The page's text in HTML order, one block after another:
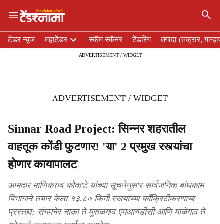
e
टेंडर न्यूज महाटेंडर स्कॅम स्कॅनर टेंडरिंग तगादा (तक्रार,
ADVERTISEMENT / WIDGET
ADVERTISEMENT / WIDGET
Sinnar Road Project: सिन्नर शहरातील
वाहतूक कोंडी फुटणार! 'या' 2 प्रमुख रस्त्यांचा
होणार कायापालट
आमदार माणिकराव कोकाटे यांच्या सूचनेनुसार सार्वजनिक बांधकाम
विभागाने तयार केला १३.८० किमी रस्त्यांच्या काँक्रिटीकरणाचा
प्रस्ताव; संगमनेर नाका ते मुसळगाव एमआयडीसी आणि माळेगाव ते